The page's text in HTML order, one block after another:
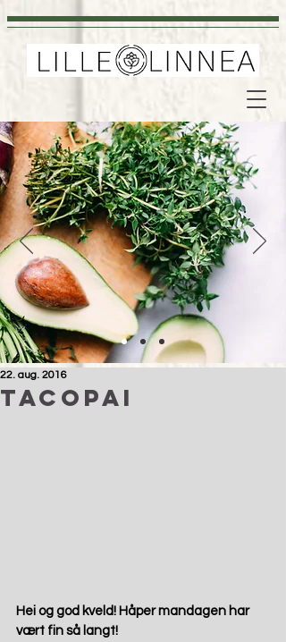
Tacopai
22. aug. 2016
Hei og god kveld! Håper mandagen har
vært fin så langt!